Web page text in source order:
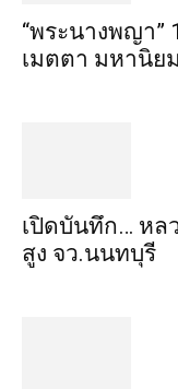
“พระ​นาง​พญา”
เมตตา​ มหา​นิ
เปิดบันทึก… หล
สูง​ จว.นนทบุรี